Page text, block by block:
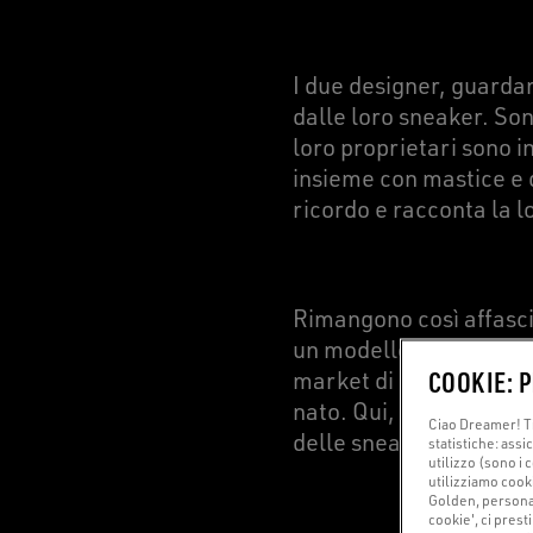
I due designer,
dalle loro sneaker.
loro proprietari sono
insieme con mastice
ricordo e racconta la
Rimangono così
un modello di scarpa
market di Pasadena
nato. Qui, le
delle sneaker degli
COOKIE:
Ciao Dreamer!
statistiche:
utilizzo (sono i
utilizziamo
Golden,
cookie', ci